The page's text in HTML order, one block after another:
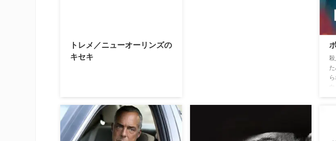
トレメ／ニューオーリンズの
キセキ